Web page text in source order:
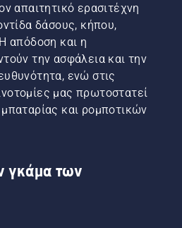
απαιτητικό ερασιτέχνη
δάσους, κήπου,
απόδοση και η
την ασφάλεια και την
ενώ στις
μας πρωτοστατεί
και ρομποτικών
γκάμα των